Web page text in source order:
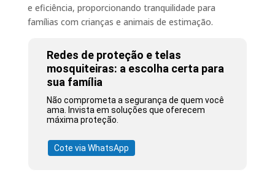
e eficiência, proporcionando tranquilidade para
famílias com crianças e animais de estimação.
Redes de proteção e telas
mosquiteiras: a escolha certa para
sua família
Não comprometa a segurança de quem você
ama. Invista em soluções que oferecem
máxima proteção.
Cote via WhatsApp